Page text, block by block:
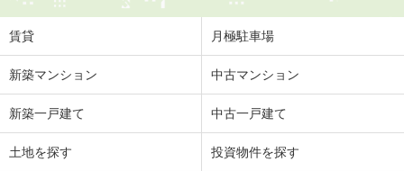
賃貸 月極駐車場
新築マンション 中古マンション
新築一戸建て 中古一戸建て
土地を探す 投資物件を探す